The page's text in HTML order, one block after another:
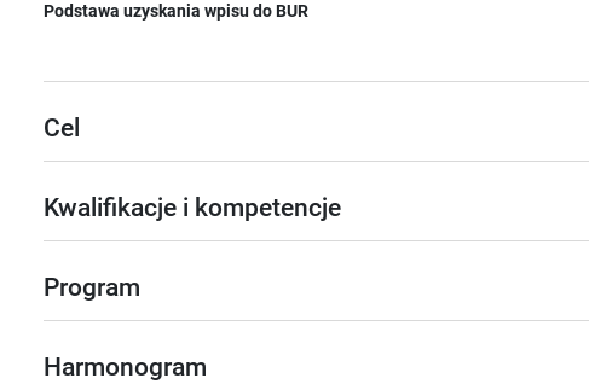
Podstawa uzyskania wpisu do BUR
Cel
Kwalifikacje i kompetencje
Program
Harmonogram